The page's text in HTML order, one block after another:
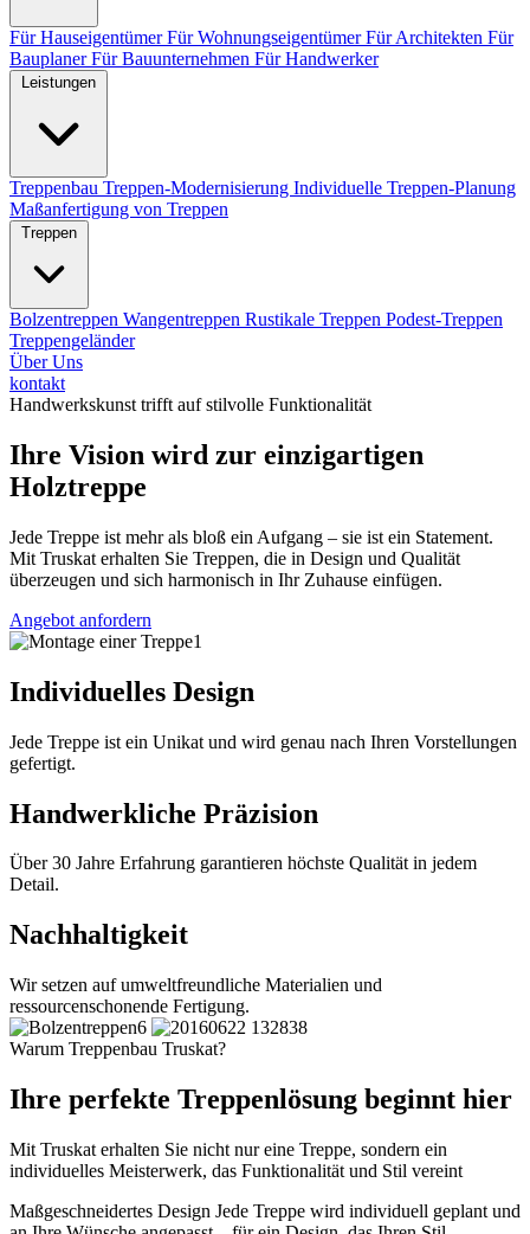
Für HauseigentümerFür WohnungseigentümerFür Architekten Für
BauplanerFür Bauunternehmen Für Handwerker
Leistungen
Treppenbau Treppen-Modernisierung Individuelle Treppen-Planung
Maßanfertigung von Treppen
Treppen
Bolzentreppen Wangentreppen Rustikale Treppen Podest-Treppen
Treppengeländer
Über Uns
kontakt
Handwerkskunst trifft auf stilvolle Funktionalität
Ihre Vision wird zur einzigartigen
Holztreppe
Jede Treppe ist mehr als bloß ein Aufgang – sie ist ein Statement.
Mit Truskat erhalten Sie Treppen, die in Design und Qualität
überzeugen und sich harmonisch in Ihr Zuhause einfügen.
Angebot anfordern
Individuelles Design
Jede Treppe ist ein Unikat und wird genau nach Ihren Vorstellungen
gefertigt.
Handwerkliche Präzision
Über 30 Jahre Erfahrung garantieren höchste Qualität in jedem
Detail.
Nachhaltigkeit
Wir setzen auf umweltfreundliche Materialien und
ressourcenschonende Fertigung.
Warum Treppenbau Truskat?
Ihre perfekte Treppenlösung beginnt hier
Mit Truskat erhalten Sie nicht nur eine Treppe, sondern ein
individuelles Meisterwerk, das Funktionalität und Stil vereint
Maßgeschneidertes Design Jede Treppe wird individuell geplant und